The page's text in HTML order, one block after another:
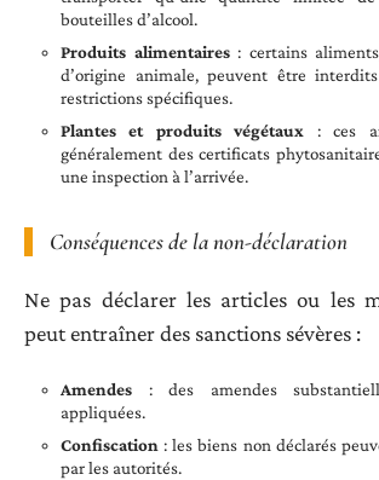
bouteilles d’alcool.
Produits alimentaires: certains
d’origine animale, peuvent être
restrictions spécifiques.
Plantes et produits végétaux : ces
généralement des certificats
une inspection à l’arrivée.
Conséquences de la non-déclaration
Ne pas déclarer les articles ou les
peut entraîner des sanctions sévères :
Amendes : des amendes
appliquées.
Confiscation : les biens non déclarés
par les autorités.